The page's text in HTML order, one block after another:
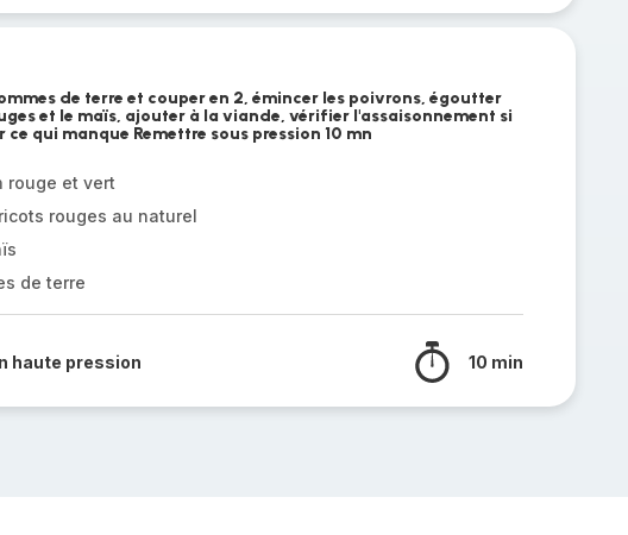
de terre et couper en 2, émincer les poivrons, égoutter
et le maïs, ajouter à la viande, vérifier l'assaisonnement si
qui manque Remettre sous pression 10 mn
rouge et vert
rouges au naturel
de terre
haute pression 10 min